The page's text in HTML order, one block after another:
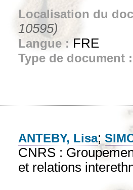
Localisation du
10595)
Langue : FRE
Type de document
ANTEBY, Lisa;
CNRS :
et relations